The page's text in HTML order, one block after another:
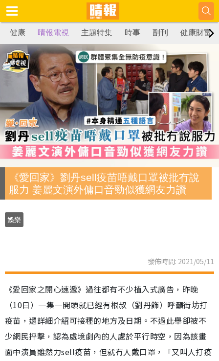
健康 晴報電視 主題特集 時事 副刊 健康財富
《愛回家》劉丹sell疫苗唔戴口罩被批冇說
服力 姜麗文演外傭口音勁似獲網友力讚
娛樂
發佈時間: 2021/05/11
《愛回家之開心速遞》過往都有不少植入式廣告，昨晚
（10日）一集一開頭就已經有根叔（劉丹飾）呼籲街坊打
疫苗，還詳細介紹可接種的地方及日期。不過此舉卻被不
少網民抨擊，認為處境劇內的人處於平行時空，因為該畫
面中演員雖然力sell疫苗，但就冇人戴口罩，「又叫人打疫